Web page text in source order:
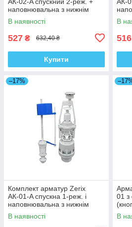
наповнювальна з нижнім
підводом (ZX5164)
В наявності
527 ₴ 632,40 ₴
Купити
В
516
–17%
Комплект арматур Zerix
АК-01-A спускна 1-реж. і
наповнювальна з нижнім
підведенням (ZX5162)
В наявності
01
В